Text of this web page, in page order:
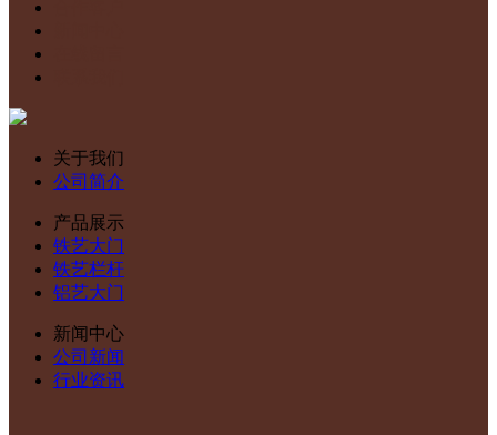
关于我们
公司简介
产品展示
铁艺大门
铁艺栏杆
铝艺大门
新闻中心
公司新闻
行业资讯